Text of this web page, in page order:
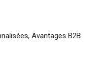
Avantages B2B